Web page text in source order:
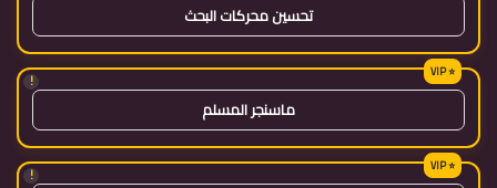
تحسين محركات البحث
!
ماسنجر المسلم
!